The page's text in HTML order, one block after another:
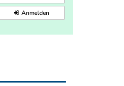
Anmelden